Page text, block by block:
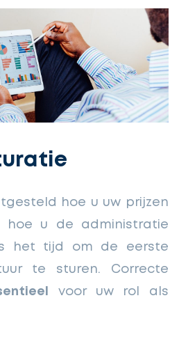
hoe u uw prijzen
u de administratie
het tijd om de eerste
te sturen. Correcte
voor uw rol als